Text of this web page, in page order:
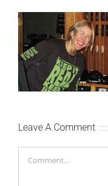
Ellie Goulding otkriva
nežniju stranu novim
singlom „4 Seasons“
Leave A Comment